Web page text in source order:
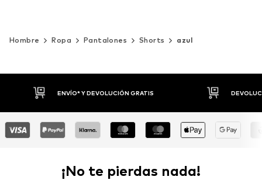
Hombre Ropa Pantalones Shorts azul
DEVOLUCIONES HASTA 30 DÍAS
¡No te pierdas nada!